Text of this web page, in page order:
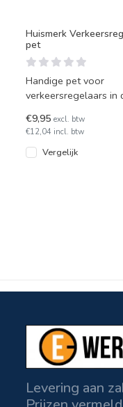
Huismerk
pet
Handige pet voor
verkeersregelaars in
€9,95 excl. btw
€12,04 incl. btw
Vergelijk
Levering aan